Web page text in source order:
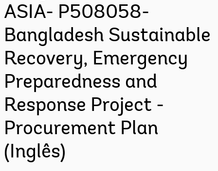
ASIA- P508058-
Bangladesh Sustainable
Recovery, Emergency
Preparedness and
Response Project -
Procurement Plan
(Inglês)